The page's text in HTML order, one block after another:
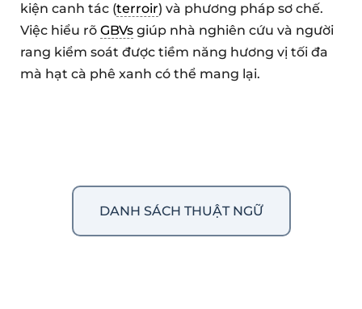
kiện canh tác (terroir) và phương pháp sơ chế.
Việc hiểu rõ GBVs giúp nhà nghiên cứu và người
rang kiểm soát được tiềm năng hương vị tối đa
mà hạt cà phê xanh có thể mang lại.
DANH SÁCH THUẬT NGỮ